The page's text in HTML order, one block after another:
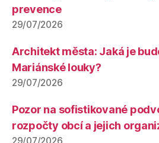
prevence
29/07/2026
Architekt města: Jaká je
Mariánské louky?
29/07/2026
Pozor na sofistikované
rozpočty obcí a jejich
29/07/2026